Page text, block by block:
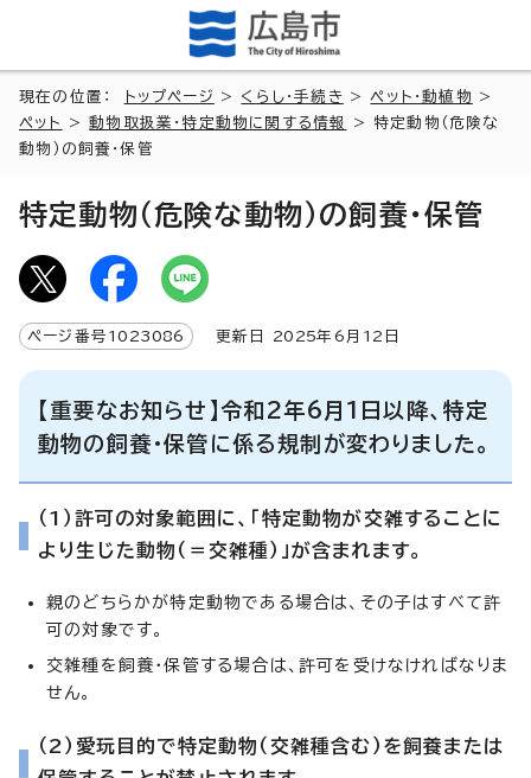
現在の位置： トップページ > くらし・手続き >ペット・動植物
>
ペット
>動物取扱業・特定動物に関する情報
> 特定動物（危険な
動物）の飼養・保管
特定動物（危険な動物）の飼養・保管
ページ番号 1023086 更新日 2025年6月 12 日
【重要なお知らせ】令和2年6月1日以降、特定
動物の飼養・保管に係る規制が変わりました。
（1）許可の対象範囲に、「特定動物が交雑することに
より生じた動物（＝交雑種）」が含まれます。
親のどちらかが特定動物である場合は、その子はすべて許
可の対象です。
交雑種を飼養・保管する場合は、許可を受けなければなりま
せん。
（2）愛玩目的で特定動物（交雑種含む）を飼養または